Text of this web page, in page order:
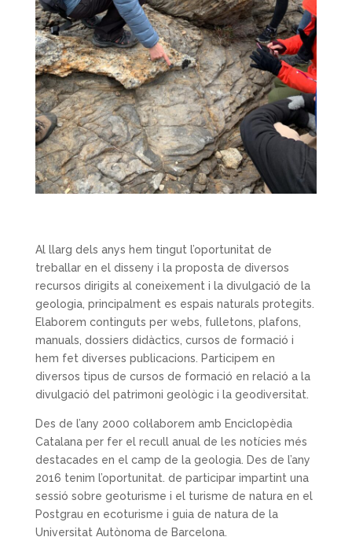
Al llarg dels anys hem tingut l’oportunitat de
treballar en el disseny i la proposta de diversos
recursos dirigits al coneixement i la divulgació de la
geologia, principalment es espais naturals protegits.
Elaborem continguts per webs, fulletons, plafons,
manuals, dossiers didàctics, cursos de formació i
hem fet diverses publicacions. Participem en
diversos tipus de cursos de formació en relació a la
divulgació del patrimoni geològic i la geodiversitat.
Des de l’any 2000 col·laborem amb Enciclopèdia
Catalana per fer el recull anual de les notícies més
destacades en el camp de la geologia. Des de l’any
2016 tenim l’oportunitat. de participar impartint una
sessió sobre geoturisme i el turisme de natura en el
Postgrau en ecoturisme i guia de natura de la
Universitat Autònoma de Barcelona.